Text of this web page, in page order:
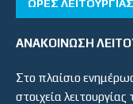
ΏΡΕΣ
ΑΝΑΚΟΙΝΩΣΗ
Στο πλαίσιο
στοιχεία